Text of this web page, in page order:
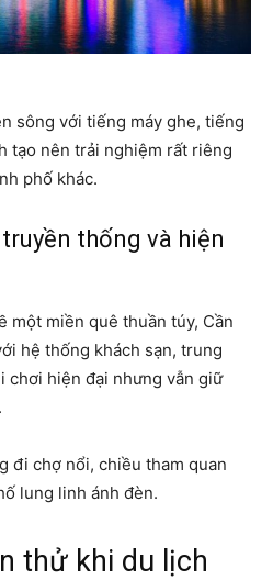
sông với tiếng máy ghe, tiếng
tạo nên trải nghiệm rất riêng
phố khác.
thống và hiện
một miền quê thuần túy, Cần
hệ thống khách sạn, trung
chơi hiện đại nhưng vẫn giữ
đi chợ nổi, chiều tham quan
lung linh ánh đèn.
thử khi du lịch